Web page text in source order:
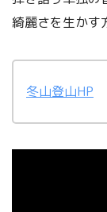
綺麗さを生かす
冬山登山HP